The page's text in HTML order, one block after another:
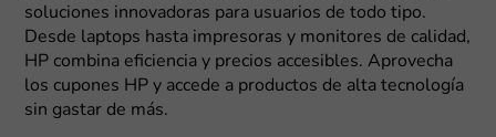
soluciones innovadoras para usuarios de todo tipo.
Desde laptops hasta impresoras y monitores de calidad,
HP combina eficiencia y precios accesibles. Aprovecha
los cupones HP y accede a productos de alta tecnología
sin gastar de más.